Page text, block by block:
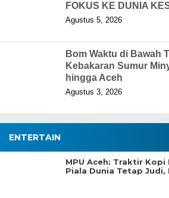
FOKUS KE DUNIA
Agustus 5, 2026
Bom Waktu di Bawah
Kebakaran Sumur
hingga Aceh
Agustus 3, 2026
ENTERTAIN
MPU Aceh: Traktir
Piala Dunia Tetap Judi,